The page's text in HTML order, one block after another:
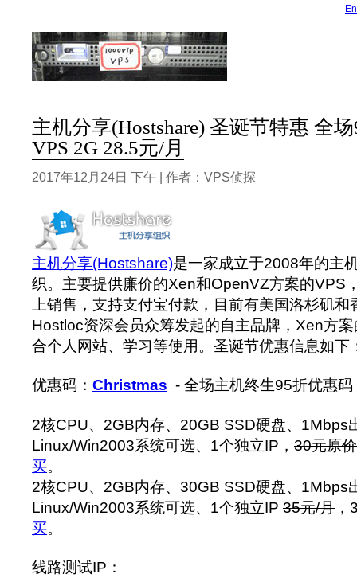
主机分享(Hostshare) 圣诞节特惠 全
VPS 2G 28.5元/月
2017年12月24日 下午 | 作者：VPS侦探
主机分享(Hostshare)是一家成立于2008年的主
织。主要提供廉价的Xen和OpenVZ方案的VPS
上销售，支持支付宝付款，目前有美国洛杉矶
Hostloc资深会员众筹发起的自主品牌，Xen方
合个人网站、学习等使用。圣诞节优惠信息如下
优惠码： Christmas - 全场主机终生95折优惠
2核CPU、2GB内存、20GB SSD硬盘、1Mbps
Linux/Win2003系统可选、1个独立IP， 30元原价
买。
2核CPU、2GB内存、30GB SSD硬盘、1Mbps
Linux/Win2003系统可选、1个独立IP 35元/月
买。
线路测试IP：